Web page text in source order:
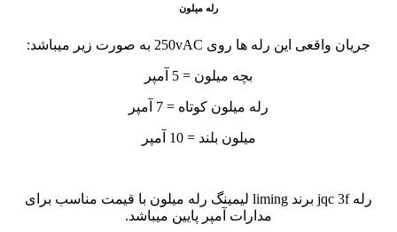
رله میلون
جریان واقعی این رله ها روی 250vAC به صورت زیر میباشد:
بچه میلون = 5 آمپر
رله میلون کوتاه = 7 آمپر
میلون بلند = 10 آمپر
رله jqc 3f برند liming لیمینگ رله میلون با قیمت مناسب برای
مدارات آمپر پایین میباشد.